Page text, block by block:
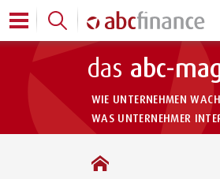
das abc-
WIE UNTERNEHMEN
WAS UNTERNEHMER
das abc-magazin